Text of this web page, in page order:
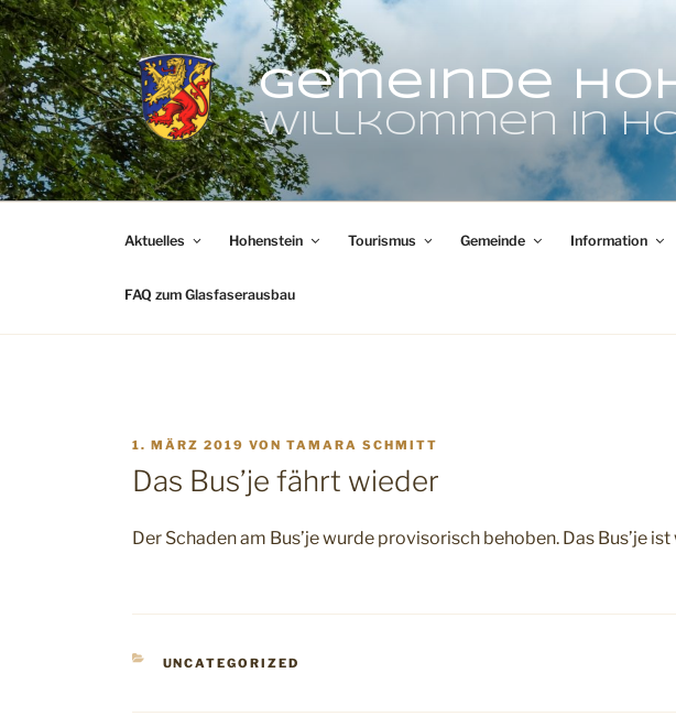
Zum
Inhalt
springen
Gemeinde
Willkommen in
Aktuelles Hohenstein Tourismus Gemeinde Information
FAQ zum Glasfaserausbau
VERÖFFENTLICHT
AM
1. MÄRZ 2019 VON TAMARA SCHMITT
Das Bus’je fährt wieder
Der Schaden am Bus’je wurde provisorisch behoben. Das Bus’je
KATEGORIEN
UNCATEGORIZED